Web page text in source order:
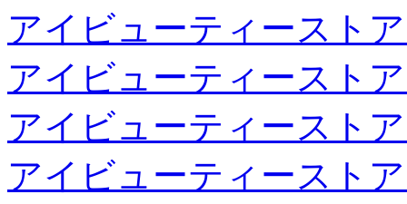
アイビューティースト
アイビューティースト
アイビューティースト
アイビューティースト